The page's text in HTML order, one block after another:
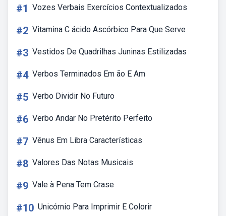
#1 Vozes Verbais Exercícios Contextualizados
#2 Vitamina C ácido Ascórbico Para Que Serve
#3 Vestidos De Quadrilhas Juninas Estilizadas
#4 Verbos Terminados Em ão E Am
#5 Verbo Dividir No Futuro
#6 Verbo Andar No Pretérito Perfeito
#7 Vênus Em Libra Características
#8 Valores Das Notas Musicais
#9 Vale à Pena Tem Crase
#10 Unicórnio Para Imprimir E Colorir